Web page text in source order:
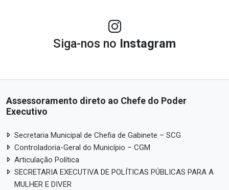
Siga-nos no Instagram
Assessoramento direto ao Chefe do Poder
Executivo
Secretaria Municipal de Chefia de Gabinete – SCG
Controladoria-Geral do Município – CGM
Articulação Política
SECRETARIA EXECUTIVA DE POLÍTICAS PÚBLICAS PARA A
MULHER E DIVER